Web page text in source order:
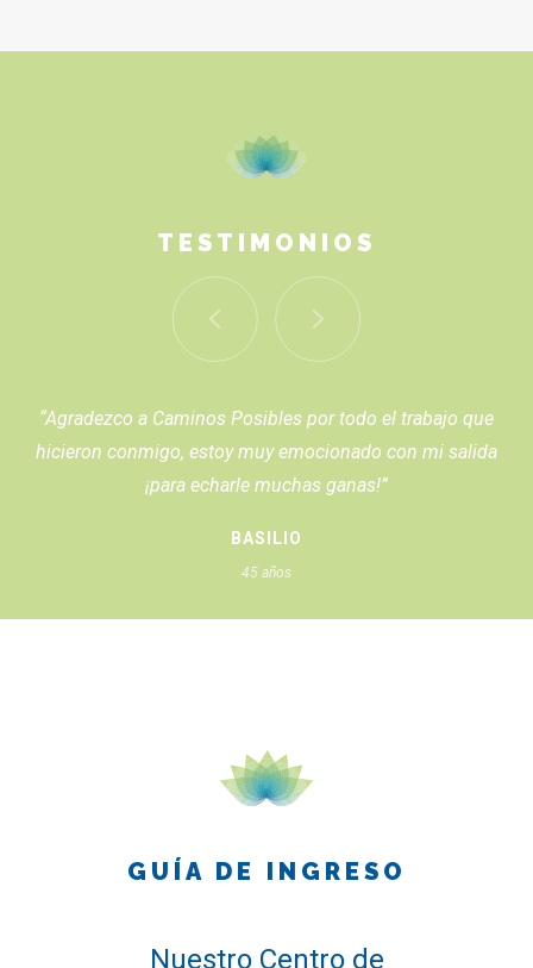
TESTIMONIOS
“Estoy muy agradecido con Caminos Posibles por todo el
buen trato que me dieron durante mi estancia.”
16 años
GUÍA DE INGRESO
Nuestro Centro de